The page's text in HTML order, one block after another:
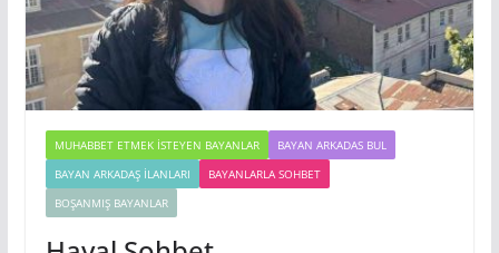
MUHABBET ETMEK İSTEYEN BAYANLAR
BAYAN ARKADAS BUL
BAYAN ARKADAŞ İLANLARI
BAYANLARLA SOHBET
BOŞANMIŞ BAYANLAR